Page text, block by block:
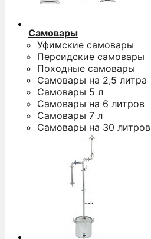
Самовары
Уфимские самовары
Персидские самовары
Походные самовары
Самовары на 2,5 литра
Самовары 5 л
Самовары на 6 литров
Самовары 7 л
Самовары на 30 литров